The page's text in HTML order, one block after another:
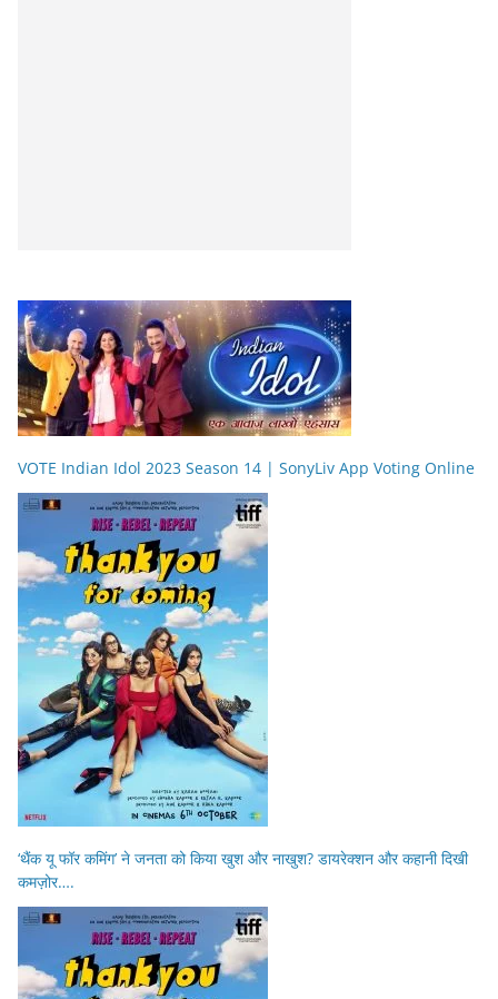
VOTE Indian Idol 2023 Season 14 | SonyLiv App Voting Online
‘थैंक यू फॉर कमिंग’ ने जनता को किया खुश और नाखुश? डायरेक्शन और कहानी दिखी
कमज़ोर….